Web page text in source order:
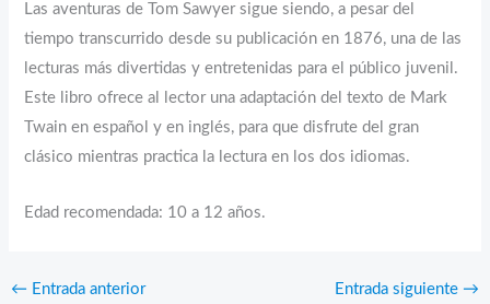
Las aventuras de Tom Sawyer sigue siendo, a pesar del
tiempo transcurrido desde su publicación en 1876, una de las
lecturas más divertidas y entretenidas para el público juvenil.
Este libro ofrece al lector una adaptación del texto de Mark
Twain en español y en inglés, para que disfrute del gran
clásico mientras practica la lectura en los dos idiomas.
Edad recomendada: 10 a 12 años.
← Entrada anterior Entrada siguiente →